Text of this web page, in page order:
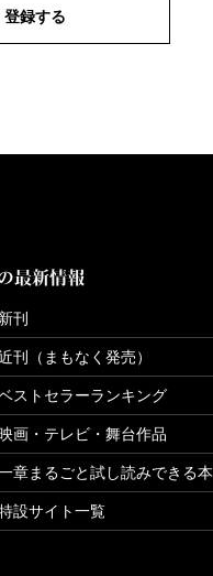
登録する
最新情報
新刊
刊（まもなく発売）
ストセラーランキング
画・テレビ・舞台作品
章まるごと試し読みできる本
設サイト一覧